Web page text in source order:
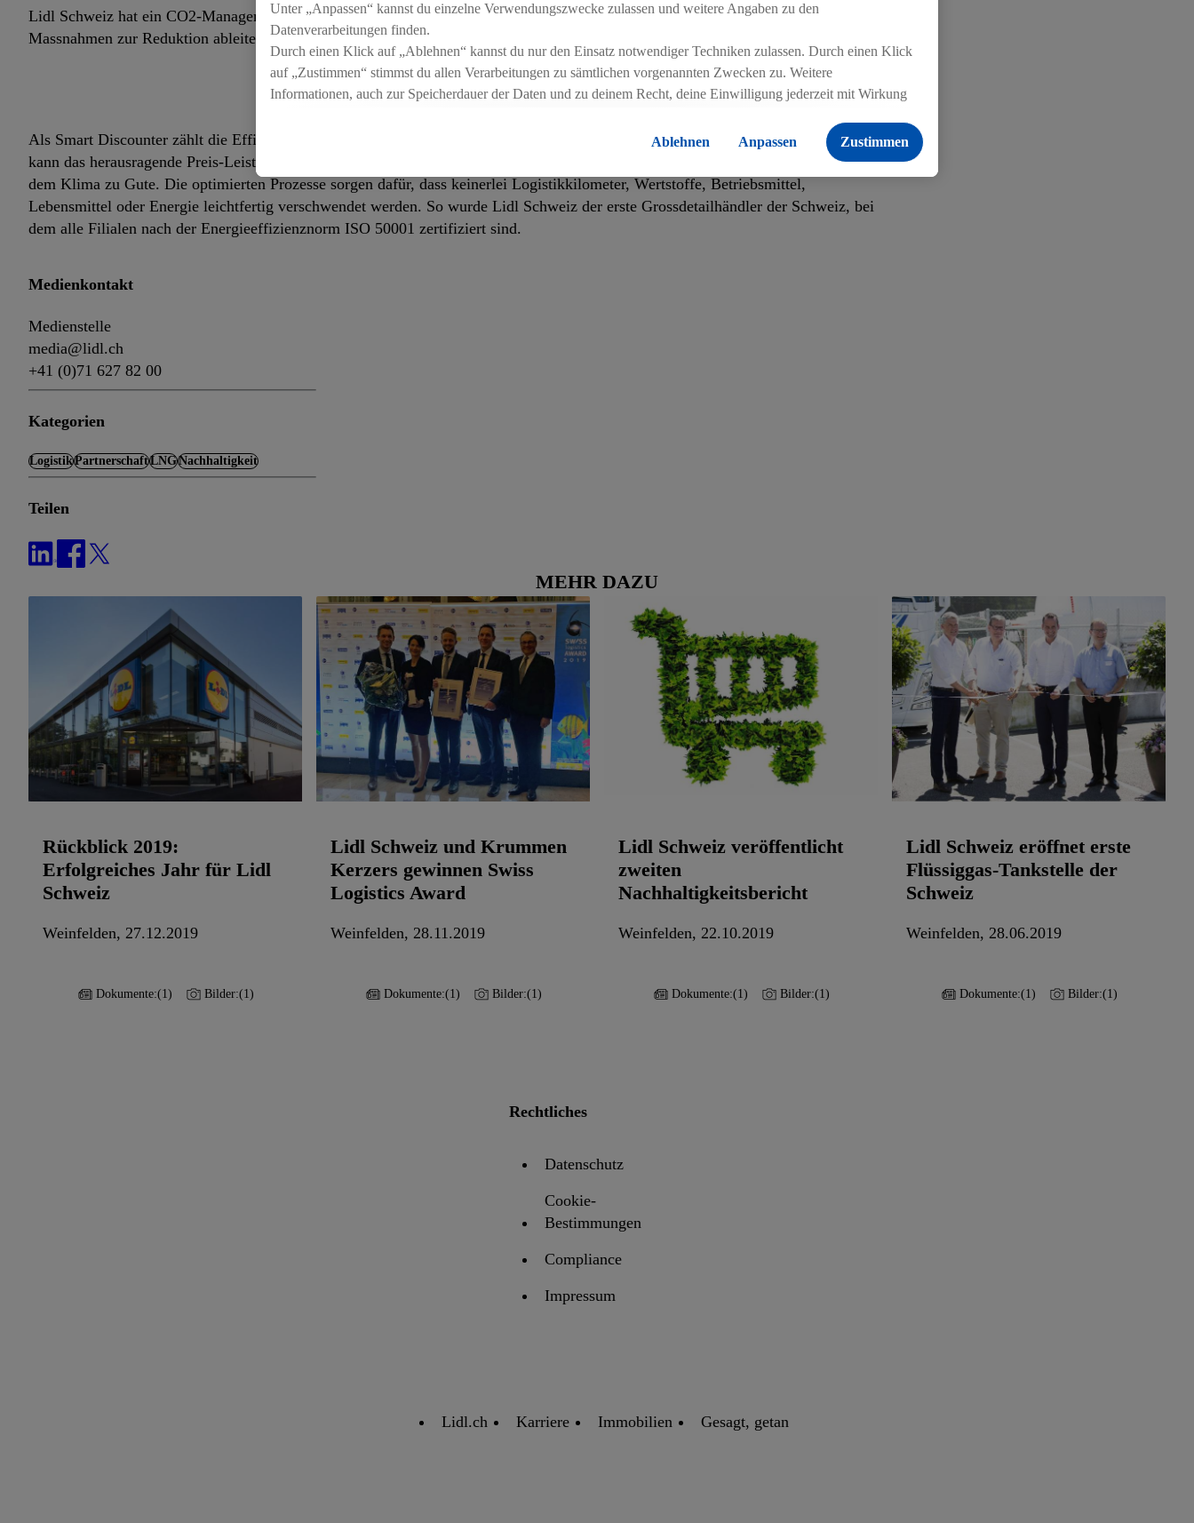
Lidl Schweiz hat ein CO2-Management eingeführt, welches unter anderem jährlich den betrieblichen CO2-Fussabdruck erfasst,
Massnahmen zur Reduktion ableitet und umsetzt und den verbleibenden Ausstoss kompensiert.
Als Smart Discounter zählt die Effizienz und Einfachheit zu den Kernkompetenzen von Lidl Schweiz. Nur durch höchste Effizienz
kann das herausragende Preis-Leistungsverhältnis erreicht werden. Die maximierte Effizienz kommt auch nachhaltig der Umwelt und
dem Klima zu Gute. Die optimierten Prozesse sorgen dafür, dass keinerlei Logistikkilometer, Wertstoffe, Betriebsmittel,
Lebensmittel oder Energie leichtfertig verschwendet werden. So wurde Lidl Schweiz der erste Grossdetailhändler der Schweiz, bei
dem alle Filialen nach der Energieeffizienznorm ISO 50001 zertifiziert sind.
Medienkontakt
Medienstelle
media@lidl.ch
+41 (0)71 627 82 00
Kategorien
LogistikPartnerschaftLNGNachhaltigkeit
Teilen
MEHR DAZU
Rückblick 2019:
Erfolgreiches Jahr für Lidl
Schweiz
Weinfelden, 27.12.2019
Dokumente:(1) Bilder:(1)
Lidl Schweiz und Krummen
Kerzers gewinnen Swiss
Logistics Award
Weinfelden, 28.11.2019
Dokumente:(1) Bilder:(1)
Lidl Schweiz veröffentlicht
zweiten
Nachhaltigkeitsbericht
Weinfelden, 22.10.2019
Dokumente:(1) Bilder:(1)
Lidl Schweiz eröffnet erste
Flüssiggas-Tankstelle der
Schweiz
Weinfelden, 28.06.2019
Dokumente:(1) Bilder:(1)
Rechtliches
Datenschutz
Cookie-
Bestimmungen
Compliance
Impressum
Lidl.ch Karriere Immobilien Gesagt, getan
Unter „Anpassen“ kannst du einzelne Verwendungszwecke zulassen und weitere Angaben zu den
Datenverarbeitungen finden.
Durch einen Klick auf „Ablehnen“ kannst du nur den Einsatz notwendiger Techniken zulassen. Durch einen Klick
auf „Zustimmen“ stimmst du allen Verarbeitungen zu sämtlichen vorgenannten Zwecken zu. Weitere
Informationen, auch zur Speicherdauer der Daten und zu deinem Recht, deine Einwilligung jederzeit mit Wirkung
Ablehnen
Anpassen Zustimmen